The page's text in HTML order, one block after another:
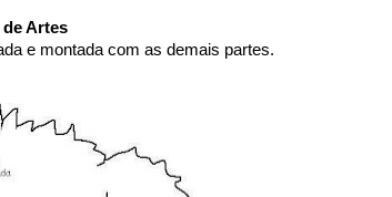
Artes
e montada com as demais partes.